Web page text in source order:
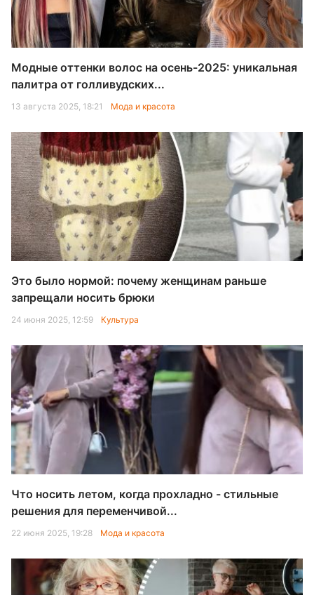
Модные оттенки волос на осень-2025: уникальная
палитра от голливудских...
13 августа 2025, 18:21 Мода и красота
Это было нормой: почему женщинам раньше
запрещали носить брюки
24 июня 2025, 12:59 Культура
Что носить летом, когда прохладно - стильные
решения для переменчивой...
22 июня 2025, 19:28 Мода и красота